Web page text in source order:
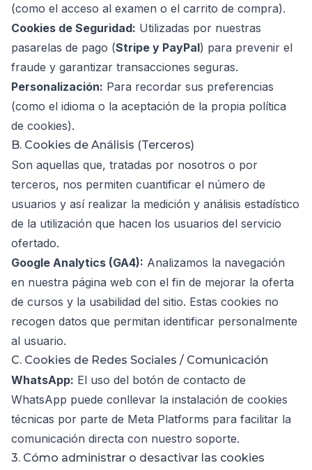
(como el acceso al examen o el carrito de compra).
Cookies de Seguridad: Utilizadas por nuestras
pasarelas de pago (Stripe y PayPal) para prevenir el
fraude y garantizar transacciones seguras.
Personalización: Para recordar sus preferencias
(como el idioma o la aceptación de la propia política
de cookies).
B. Cookies de Análisis (Terceros)
Son aquellas que, tratadas por nosotros o por
terceros, nos permiten cuantificar el número de
usuarios y así realizar la medición y análisis estadístico
de la utilización que hacen los usuarios del servicio
ofertado.
Google Analytics (GA4): Analizamos la navegación
en nuestra página web con el fin de mejorar la oferta
de cursos y la usabilidad del sitio. Estas cookies no
recogen datos que permitan identificar personalmente
al usuario.
C. Cookies de Redes Sociales / Comunicación
WhatsApp: El uso del botón de contacto de
WhatsApp puede conllevar la instalación de cookies
técnicas por parte de Meta Platforms para facilitar la
comunicación directa con nuestro soporte.
3. Cómo administrar o desactivar las cookies